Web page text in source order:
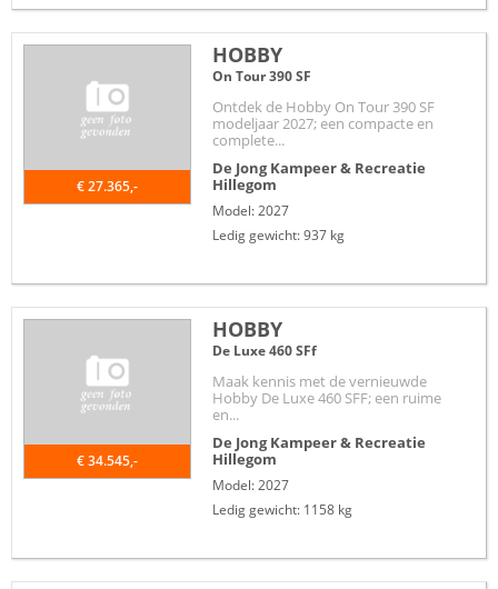
€ 27.365,-
HOBBY
On Tour 390 SF
Ontdek de Hobby On Tour 390 SF
modeljaar 2027; een compacte en
complete...
De Jong Kampeer & Recreatie
Hillegom
Model: 2027
Ledig gewicht: 937 kg
€ 34.545,-
HOBBY
De Luxe 460 SFf
Maak kennis met de vernieuwde
Hobby De Luxe 460 SFF; een ruime
en...
De Jong Kampeer & Recreatie
Hillegom
Model: 2027
Ledig gewicht: 1158 kg